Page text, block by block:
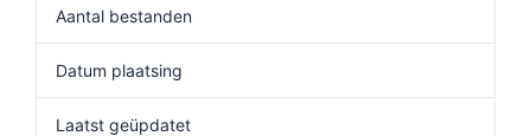
Aantal bestanden
Datum plaatsing
Laatst geüpdatet